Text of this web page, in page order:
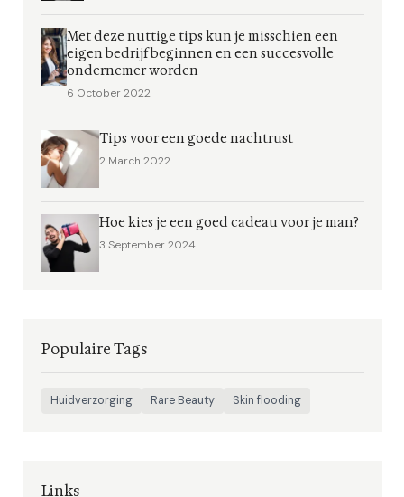
Met deze nuttige tips kun je misschien een
eigen bedrijf beginnen en een succesvolle
ondernemer worden
6 October 2022
Tips voor een goede nachtrust
2 March 2022
Hoe kies je een goed cadeau voor je man?
3 September 2024
Populaire Tags
Huidverzorging Rare Beauty Skin flooding
Links